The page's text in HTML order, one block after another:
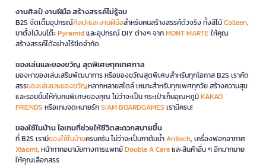
งานศิลป์ งานฝีมือ สร้างสรรค์ไม่รู้จบ
B2S จัดเต็มอุปกรณ์ศิลปะและงานฝีมือสำหรับคนสร้างสรรค์ตัวจริง ทั้งสีไม้Colleen,
ขาตั้งไม้บนโต๊ะPyramidและอุปกรณ์ DIY ต่างๆ จากMONT MARTEให้คุณ
สร้างสรรค์ได้อย่างไร้ขีดจำกัด
ของเล่นและของขวัญ สุดพิเศษทุกเทศกาล
มองหาของเล่นเสริมพัฒนาการ หรือของขวัญสุดพิเศษสำหรับทุกโอกาส B2S เราคัด
สรรของเล่นและของขวัญหลากหลายสไตล์ เหมาะสำหรับทุกเพศทุกวัย สร้างความสุข
และรอยยิ้มให้กับคนพิเศษของคุณ ไม่ว่าจะเป็น กระเป๋าเก็บอุณหภูมิKAKAO
FRIENDS หรือเกมจดหมายรักSIAM BOARDGAMES เรามีครบ!
ของใช้ในบ้าน ไอเทมที่ช่วยให้ชีวิตสะดวกสบายขึ้น
ที่ B2S เรามีของใช้ในบ้านครบครัน ไม่ว่าจะเป็นกาต้มน้ำAnitech, เครื่องฟอกอากาศ
Xiaomi, หน้ากากอนามัยทางการแพทย์Double A Careและสินค้าอื่น ๆ อีกมากมาย
ให้คุณเลือกสรร